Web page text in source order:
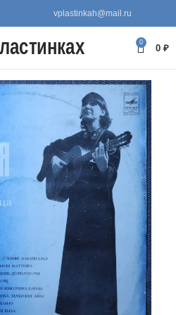
vplastinkah@mail.ru
0
0 ₽